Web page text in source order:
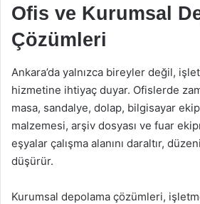
Ofis ve Kurumsal
Çözümleri
Ankara’da yalnızca bireyler değil,
hizmetine ihtiyaç duyar. Ofislerde
masa, sandalye, dolap, bilgisayar
malzemesi, arşiv dosyası ve fuar
eşyalar çalışma alanını daraltır,
düşürür.
Kurumsal depolama çözümleri,